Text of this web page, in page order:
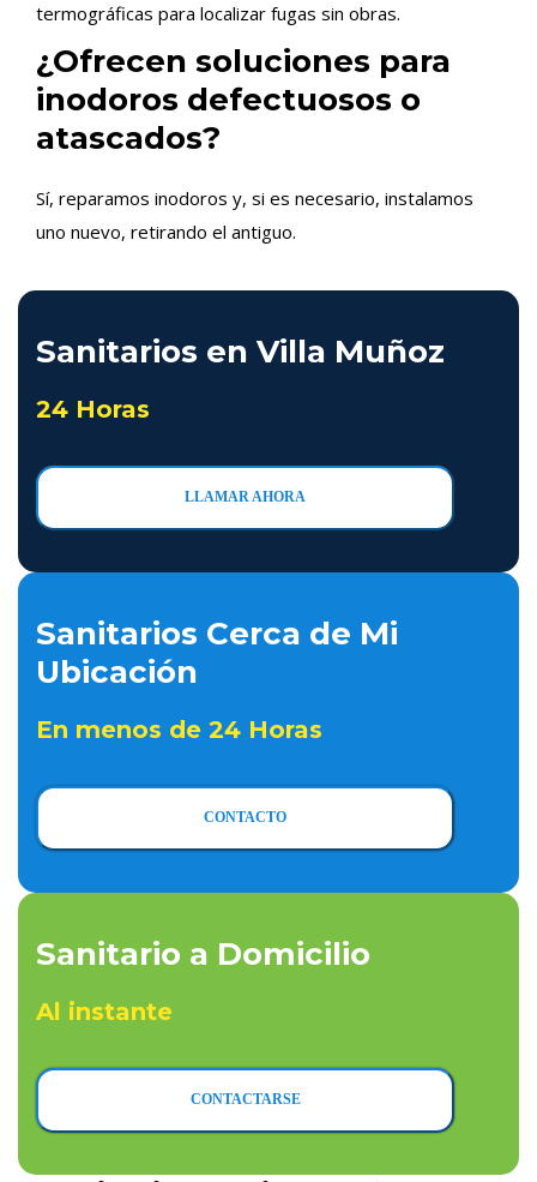
termográficas para localizar fugas sin obras.
¿Ofrecen soluciones para
inodoros defectuosos o
atascados?
Sí, reparamos inodoros y, si es necesario, instalamos
uno nuevo, retirando el antiguo.
Sanitarios en Villa Muñoz
24 Horas
LLAMAR AHORA
Sanitarios Cerca de Mi
Ubicación
En menos de 24 Horas
CONTACTO
Sanitario a Domicilio
Al instante
CONTACTARSE